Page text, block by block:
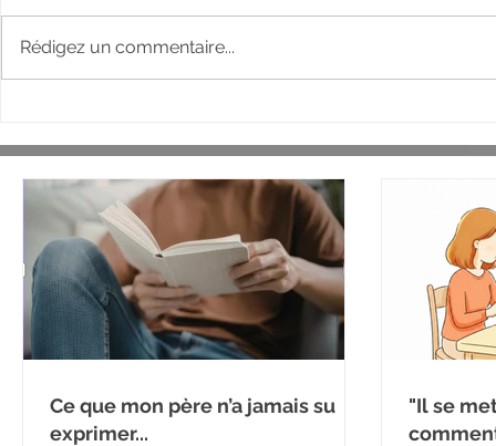
Rédigez un commentaire...
Ce que mon père n’a jamais su
exprimer...
"Il se